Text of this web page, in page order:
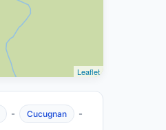
Leaflet
- Cucugnan -